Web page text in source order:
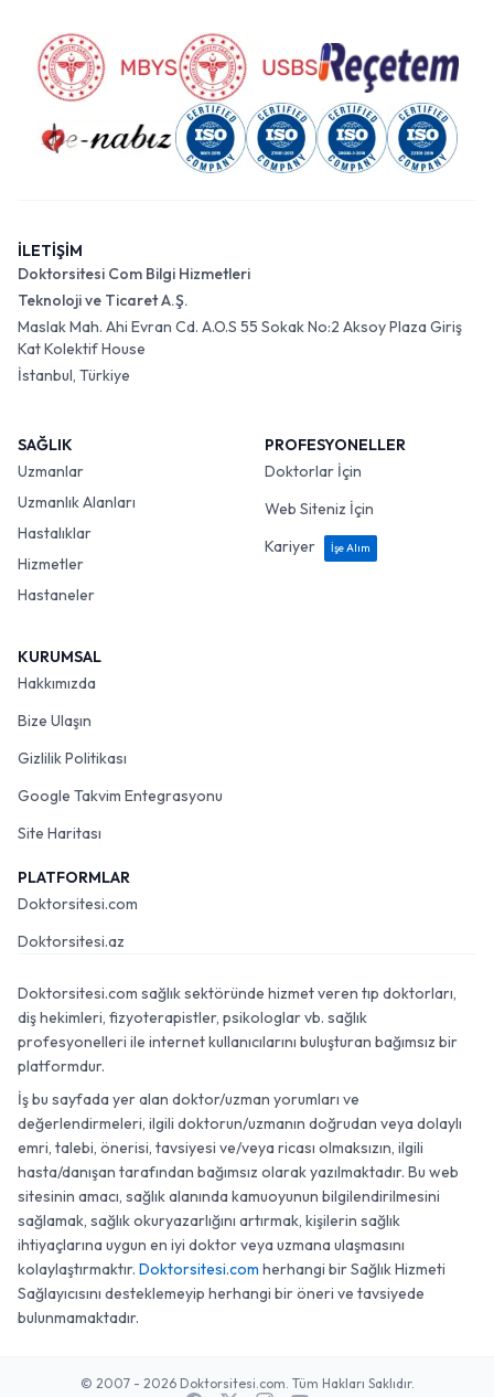
İLETİŞİM
Doktorsitesi Com Bilgi Hizmetleri
Teknoloji ve Ticaret A.Ş.
Maslak Mah. Ahi Evran Cd. A.O.S 55 Sokak No:2 Aksoy Plaza Giriş
Kat Kolektif House
İstanbul, Türkiye
SAĞLIK
Uzmanlar
Uzmanlık Alanları
Hastalıklar
Hizmetler
Hastaneler
PROFESYONELLER
Doktorlar İçin
Web Siteniz İçin
Kariyer
İşe Alım
KURUMSAL
Hakkımızda
Bize Ulaşın
Gizlilik Politikası
Google Takvim Entegrasyonu
Site Haritası
PLATFORMLAR
Doktorsitesi.com
Doktorsitesi.az
Doktorsitesi.com sağlık sektöründe hizmet veren tıp doktorları,
diş hekimleri, fizyoterapistler, psikologlar vb. sağlık
profesyonelleri ile internet kullanıcılarını buluşturan bağımsız bir
platformdur.
İş bu sayfada yer alan doktor/uzman yorumları ve
değerlendirmeleri, ilgili doktorun/uzmanın doğrudan veya dolaylı
emri, talebi, önerisi, tavsiyesi ve/veya ricası olmaksızın, ilgili
hasta/danışan tarafından bağımsız olarak yazılmaktadır. Bu web
sitesinin amacı, sağlık alanında kamuoyunun bilgilendirilmesini
sağlamak, sağlık okuryazarlığını artırmak, kişilerin sağlık
ihtiyaçlarına uygun en iyi doktor veya uzmana ulaşmasını
kolaylaştırmaktır. Doktorsitesi.com herhangi bir Sağlık Hizmeti
Sağlayıcısını desteklemeyip herhangi bir öneri ve tavsiyede
bulunmamaktadır.
© 2007 - 2026 Doktorsitesi.com. Tüm Hakları Saklıdır.